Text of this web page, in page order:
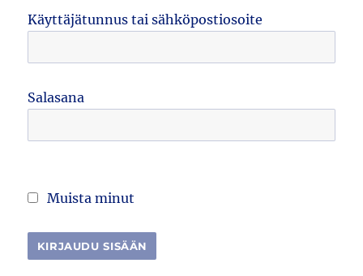
Käyttäjätunnus tai sähköpostiosoite
Salasana
Muista minut